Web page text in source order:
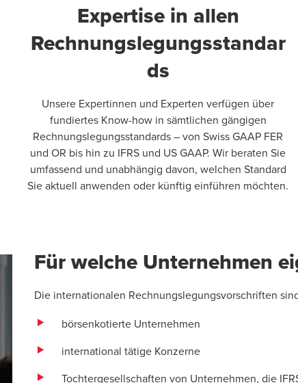
Expertise in allen
Rechnungslegungsstandar
ds
Unsere Expertinnen und Experten verfügen über
fundiertes Know-how in sämtlichen gängigen
Rechnungslegungsstandards – von Swiss GAAP FER
und OR bis hin zu IFRS und US GAAP. Wir beraten Sie
umfassend und unabhängig davon, welchen Standard
Sie aktuell anwenden oder künftig einführen möchten.
Für welche Unternehmen
Die internationalen Rechnungslegungsvorschriften
börsenkotierte Unternehmen
international tätige Konzerne
Tochtergesellschaften von Unternehmen, die